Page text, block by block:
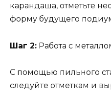
карандаша, отметьте
форму будущего
Шаг 2: Работа с
С помощью пильного
следуйте отметкам и